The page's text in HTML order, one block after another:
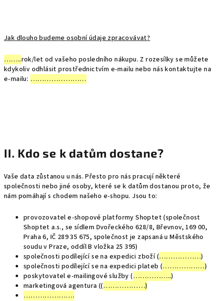
Jak dlouho budeme osobní údaje zpracovávat?
……..rok/let od vašeho posledního nákupu. Z rozesílky se můžete
kdykoliv odhlásit prostřednictvím e-mailu nebo nás kontaktujte na
e-mailu: ……………………
II. Kdo se k datům dostane?
Vaše data zůstanou u nás. Přesto pro nás pracují některé
společnosti nebo jiné osoby, které se k datům dostanou proto, že
nám pomáhají s chodem našeho e-shopu. Jsou to:
provozovatel e-shopové platformy Shoptet (společnost
Shoptet a.s., se sídlem Dvořeckého 628/8, Břevnov, 169 00,
Praha 6, IČ 289 35 675, společnost je zapsaná u Městského
soudu v Praze, oddíl B vložka 25 395)
společnosti podílející se na expedici zboží (………………)
společnosti podílející se na expedici plateb (………………)
poskytovatel e-mailingové služby (……………..)
marketingová agentura ((………………)
………………….